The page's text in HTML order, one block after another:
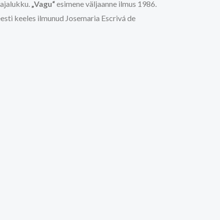
„Vagu“esimene väljaanne ilmus 1986.
keeles ilmunud Josemaria Escrivá de